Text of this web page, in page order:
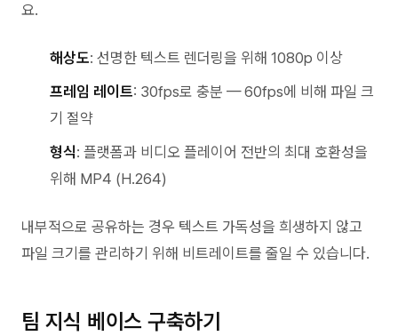
요.
해상도: 선명한 텍스트 렌더링을 위해 1080p 이상
프레임 레이트: 30fps로 충분 — 60fps에 비해 파일 크
기 절약
형식: 플랫폼과 비디오 플레이어 전반의 최대 호환성을
위해 MP4 (H.264)
내부적으로 공유하는 경우 텍스트 가독성을 희생하지 않고
파일 크기를 관리하기 위해 비트레이트를 줄일 수 있습니다.
팀 지식 베이스 구축하기